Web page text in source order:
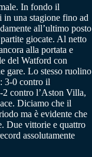
In fondo il
una stagione fino ad
all’ultimo posto
giocate. Al netto
alla portata e
del Watford con
gare. Lo stesso ruolino
3-0 contro il
contro l’Aston Villa,
Diciamo che il
ma è evidente che
Due vittorie e quattro
assolutamente